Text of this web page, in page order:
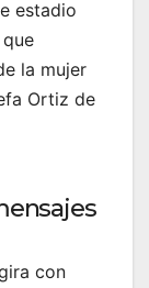
estadio
la mujer
Ortiz de
con